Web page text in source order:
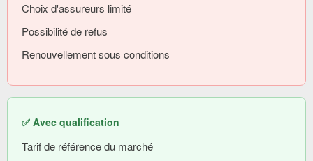
Choix d'assureurs limité
Possibilité de refus
Renouvellement sous conditions
✅ Avec qualification
Tarif de référence du marché